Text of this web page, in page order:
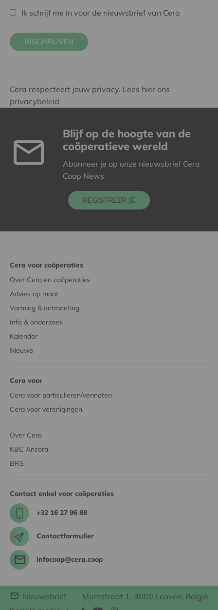
Ik schrijf me in voor de nieuwsbrief van Cera
Cera respecteert jouw privacy. Lees hier ons
privacybeleid
Blijf op de hoogte van de
coöperatieve wereld
Abonneer je op onze nieuwsbrief Cera
Coop News
REGISTREER JE
Cera voor coöperaties
Over Cera en coöperaties
Advies op maat
Vorming & ontmoeting
Info & onderzoek
Kalender
Nieuws
Cera voor
Cera voor particulieren/vennoten
Cera voor verenigingen
Over Cera
KBC Ancora
BRS
Contact enkel voor coöperaties
+32 16 27 96 88
Contactformulier
infocoop@cera.coop
Nieuwsbrief
Muntstraat 1, 3000 Leuven, België